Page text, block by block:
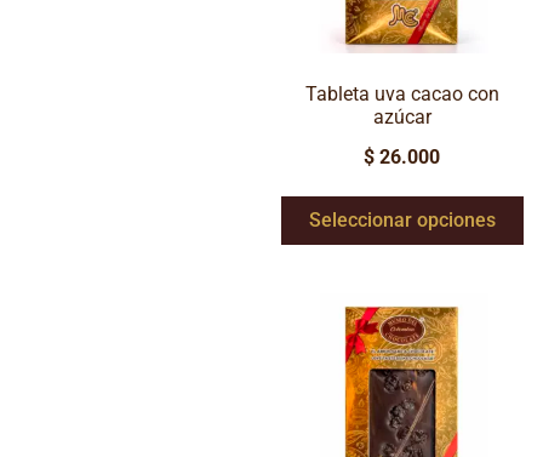
Tableta uva cacao con
azúcar
$ 26.000
Seleccionar opciones